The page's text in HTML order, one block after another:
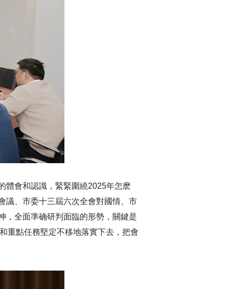
體會和認識，緊緊圍繞2025年怎麽
議、市委十三屆六次全會對國情、市
，全面準确研判面臨的形勢，關鍵是
重點任務堅定不移地落實下去，把會